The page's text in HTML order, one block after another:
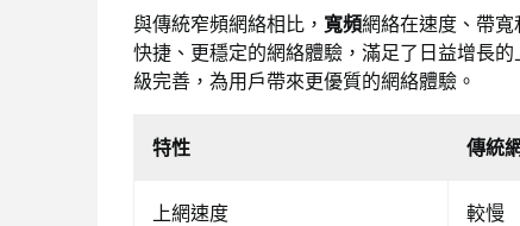
與傳統窄頻網絡相比， 寬頻網絡在速度、帶寬
快捷、更穩定的網絡體驗，滿足了日益增長
級完善，為用戶帶來更優質的網絡體驗。
特性 傳統
上網速度 較慢